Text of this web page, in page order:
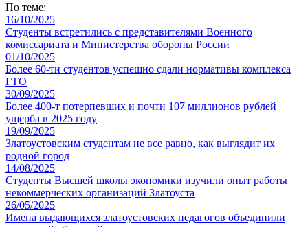
По теме:
16/10/2025
Студенты встретились с представителями Военного
комиссариата и Министерства обороны России
01/10/2025
Более 60-ти студентов успешно сдали нормативы комплекса
ГТО
30/09/2025
Более 400-т потерпевших и почти 107 миллионов рублей
ущерба в 2025 году
19/09/2025
Златоустовским студентам не все равно, как выглядит их
родной город
14/08/2025
Студенты Высшей школы экономики изучили опыт работы
некоммерческих организаций Златоуста
26/05/2025
Имена выдающихся златоустовских педагогов объединили